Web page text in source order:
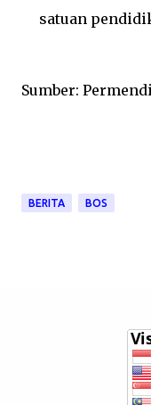
satuan
Sumber:
BERITA BOS